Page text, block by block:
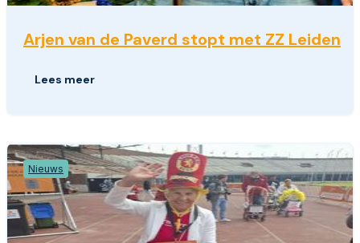
Arjen van de Paverd stopt met ZZ Leiden
Lees meer
Nieuws